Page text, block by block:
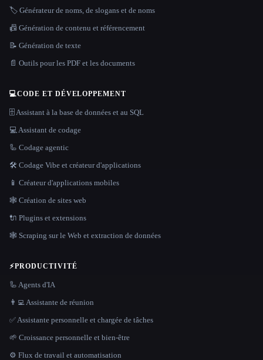
🏷️ Générateur de noms, de slogans et de noms
📠 Génération de contenu et référencement
📝 Génération de texte
📄 Outils pour les PDF et les documents
💻CODE ET DÉVELOPPEMENT
🗄️ Assistant à la base de données et au SQL
💻 Assistant de codage
🦾 Codage agentic
🛠️ Codage Vibe et créateur d'applications
📱 Créateur d'applications mobiles
🕸 Création de sites web
🔌 Plugins et extensions
🕸️ Scraping sur le Web et extraction de données
⚡PRODUCTIVITÉ
🦾 Agents d'IA
👨‍💻 Assistante de réunion
✅ Assistante personnelle et chargée de tâches
🌱 Croissance personnelle et bien-être
⚙️ Flux de travail et automatisation